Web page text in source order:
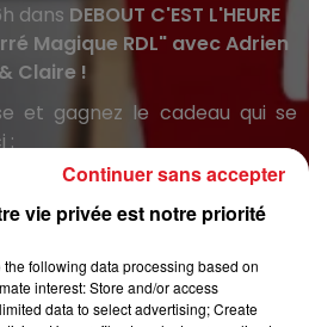
dans DEBOUT C'EST L'HEURE
Magique RDL" avec Adrien
& Claire !
et gagnez le cadeau qui se
:
parcs d'attraction
vie privée est notre priorité
the following data processing based on
interest: Store and/or access
data to select advertising; Create
Continuer sans accepter